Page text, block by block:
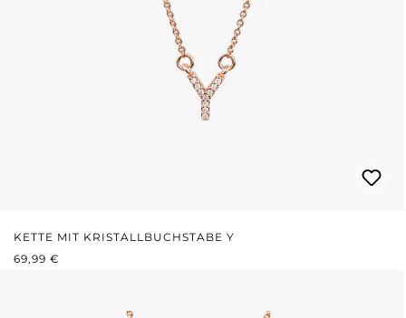
KETTE MIT KRISTALLBUCHSTABE Y
REGULÄRER PREIS:
69,99 €